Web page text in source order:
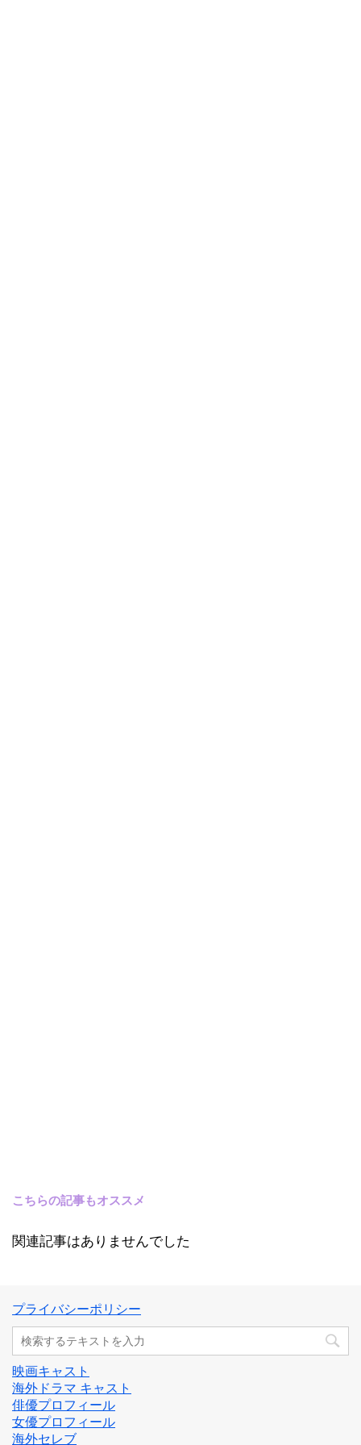
こちらの記事もオススメ
関連記事はありませんでした
プライバシーポリシー
映画キャスト
海外ドラマ キャスト
俳優プロフィール
女優プロフィール
海外セレブ